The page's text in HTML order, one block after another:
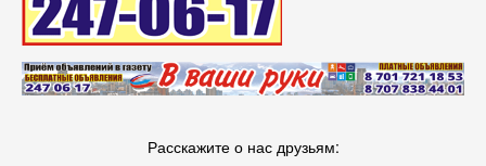
Расскажите о нас друзьям: